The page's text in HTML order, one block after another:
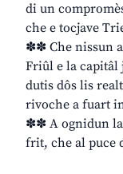
di un
che e tocjave
✽✽ Che nissun
Friûl e la capitâl
dutis dôs lis
rivoche a fuart
✽✽ A ognidun la
frit, che al puce